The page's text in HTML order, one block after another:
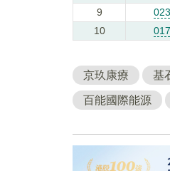
9
10
京玖康療 基
百能國際能源